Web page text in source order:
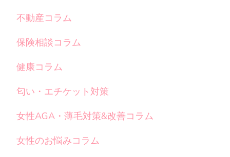
不動産コラム
保険相談コラム
健康コラム
匂い・エチケット対策
女性AGA・薄毛対策&改善コラム
女性のお悩みコラム